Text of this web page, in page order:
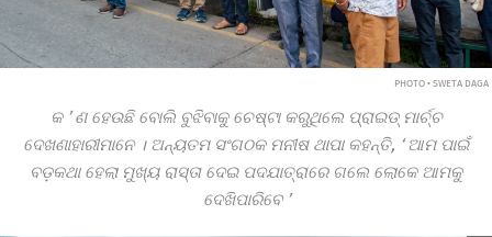
PHOTO • SWETA DAGA
କ ’ଣ ହେଉଛି ବୋଲି ବୁଝିବାକୁ ଚେଷ୍ଟା କରୁଥିଲେ ପ୍ରାଇଡ୍ ମାର୍ଚ୍ଚ
ଦେଖଣାହାରୀମାନେ । ଅନ୍ୟତମ ସଂଗଠକ ମନୀଷ ଥାପା କହନ୍ତି, ‘ଆମ ପାଇଁ
ବଡ଼କଥା ହେଲା ମୁଖ୍ୟ ରାସ୍ତା ଦେଇ ପଦଯାତ୍ରାରେ ଗଲେ ଲୋକେ ଆମକୁ
ଦେଖିପାରିବେ ’